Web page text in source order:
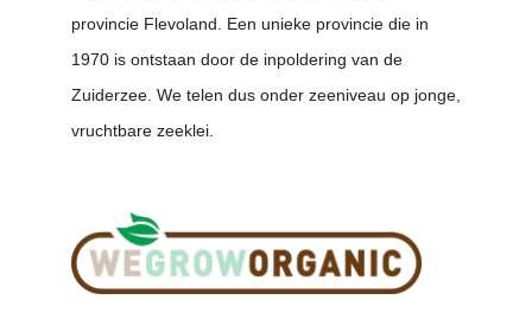
provincie Flevoland. Een unieke provincie die in
1970 is ontstaan door de inpoldering van de
Zuiderzee. We telen dus onder zeeniveau op jonge,
vruchtbare zeeklei.